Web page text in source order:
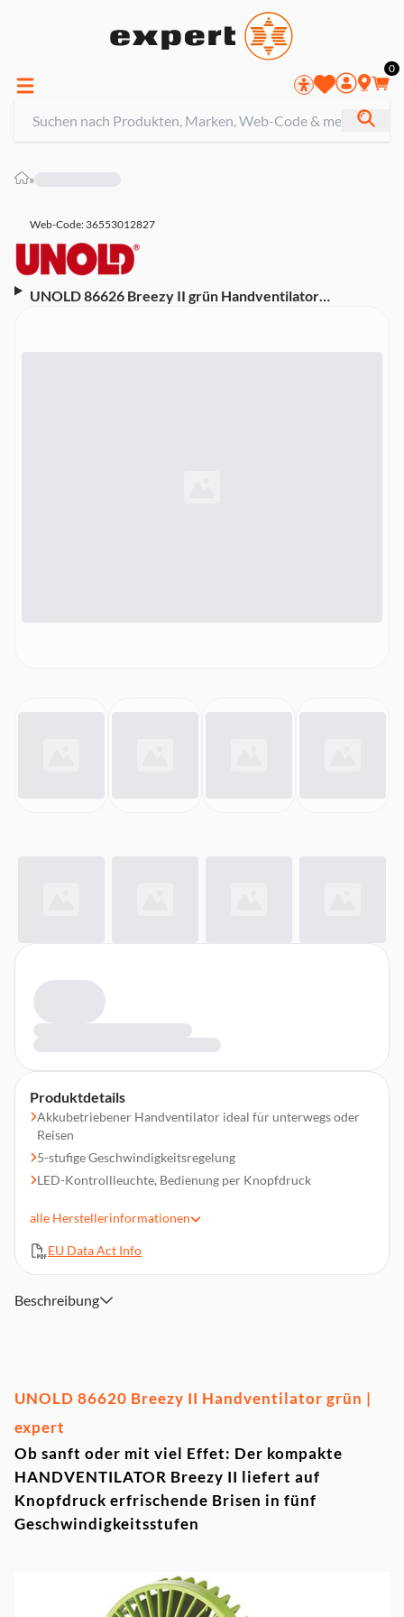
0
»
Web-Code: 36553012827
UNOLD 86626 Breezy II grün Handventilator
Produktdetails
Akkubetriebener Handventilator ideal für unterwegs oder
Reisen
5-stufige Geschwindigkeitsregelung
LED-Kontrollleuchte, Bedienung per Knopfdruck
Akkuladezeit ca. 3 Stunden
Magnetischer Standfuß mit integriertem Spiegel
Akku: Li-Ion-Akku 2.000 mAh 3,7 V
alle Herstellerinformationen
EU Data Act Info
Beschreibung
UNOLD 86620 Breezy II Handventilator grün |
expert
Ob sanft oder mit viel Effet: Der kompakte
HANDVENTILATOR Breezy II liefert auf
Knopfdruck erfrischende Brisen in fünf
Geschwindigkeitsstufen